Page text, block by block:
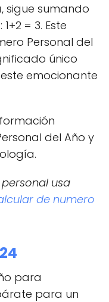
sigue sumando
= 3. Este
Personal del
único
emocionante
del Año y
usa
de numero
para
para un